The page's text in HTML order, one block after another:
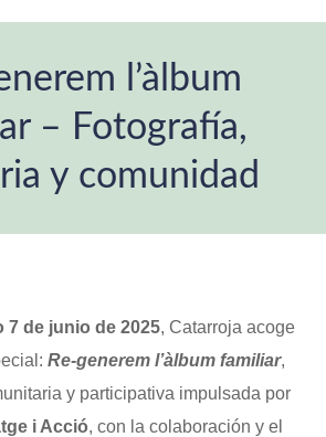
l’àlbum
– Fotografía,
y comunidad
7 de junio de 2025, Catarroja acoge
Re-generem l’àlbum familiar,
y participativa impulsada por
i Acció, con la colaboración y el